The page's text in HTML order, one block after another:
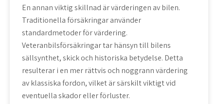
En annan viktig skillnad är värderingen av bilen.
Traditionella försäkringar använder
standardmetoder för värdering.
Veteranbilsförsäkringar tar hänsyn till bilens
sällsynthet, skick och historiska betydelse. Detta
resulterar i en mer rättvis och noggrann värdering
av klassiska fordon, vilket är särskilt viktigt vid
eventuella skador eller förluster.